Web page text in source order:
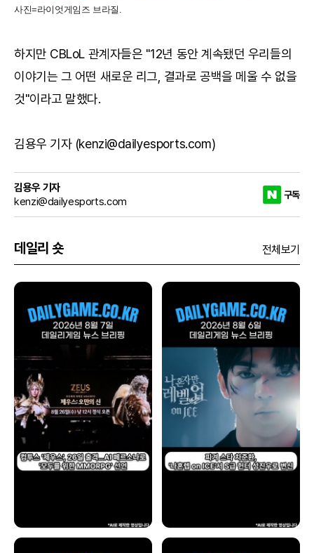
사진=라이엇게임즈 브라질.
하지만 CBLoL 관계자들은 "12년 동안 계속됐던 우리들의
이야기는 그 어떤 새로운 리그, 결과로 공백을 메울 수 없을
것"이라고 말했다.
김용우 기자 (kenzi@dailyesports.com)
김용우 기자
kenzi@dailyesports.com
구독
데일리 숏 전체보기